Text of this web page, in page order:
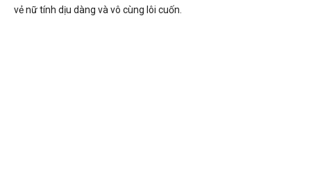
vẻ nữ tính dịu dàng và vô cùng lôi cuốn.